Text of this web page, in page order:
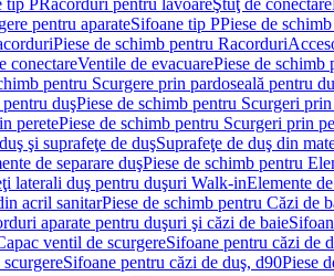
tip PRacorduri pentru lavoareŞtuţ de conectare
pentru aparateSifoane tip PPiese de
Piese de schimb pentru Racorduri
conectareVentile de evacuarePiese de schimb
pentru Scurgere prin pardoseală pentru
duşPiese de schimb pentru Scurgeri
peretePiese de schimb pentru Scurgeri prin
şi suprafeţe de duşSuprafeţe de duş din
de separare duşPiese de schimb pentru
laterali duş pentru duşuri Walk-inElemente
acril sanitarPiese de schimb pentru Căzi de
aparate pentru duşuri şi căzi de baie
ventil de scurgereSifoane pentru căzi de
Sifoane pentru căzi de duş, d90Piese